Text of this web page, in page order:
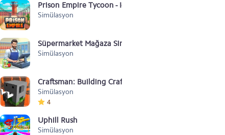
Prison Empire Tycoon - Idle Game
Simülasyon
Süpermarket Mağaza Simülatörü
Simülasyon
Craftsman: Building Craft
Simülasyon
4
Uphill Rush
Simülasyon